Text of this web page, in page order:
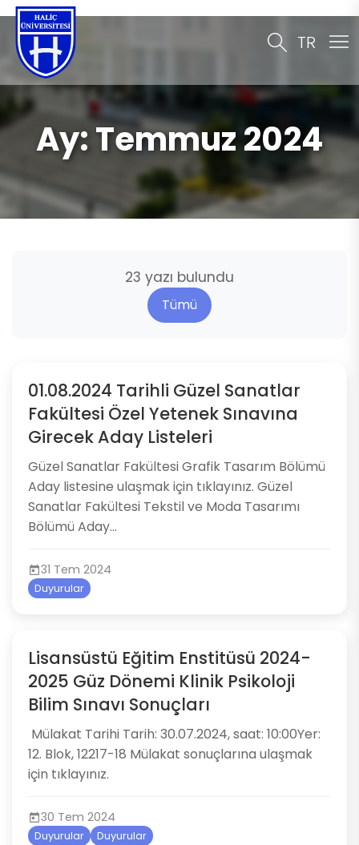
TR
Ay:Temmuz 2024
23 yazı bulundu
Tümü
01.08.2024 Tarihli Güzel Sanatlar
Fakültesi Özel Yetenek Sınavına
Girecek Aday Listeleri
​​​​​​Güzel Sanatlar Fakültesi​ Grafik Tasarım Bölümü​ ​​​
Aday listesine ulaşmak için tıklayınız.​ ​​​​​Güzel
Sanatlar Fakültesi Tekstil ve Moda Tasarımı
Bölümü ​Aday...
31 Tem 2024
Duyurular
Lisansüstü Eğitim Enstitüsü 2024-
2025 Güz Dönemi Klinik Psikoloji
Bilim Sınavı Sonuçları
​​​​​​ ​Mülakat Tarihi Tarih: 30.07.2024, saat: 10:00Yer:
12. Blok, 12217-18​ Mülakat sonuçlarına ulaşmak
için ​tıklayınız.​​​
30 Tem 2024
Duyurular Duyurular